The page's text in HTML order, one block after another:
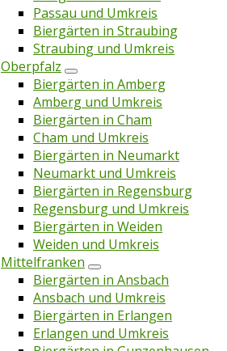
Passau und Umkreis
Biergärten in Straubing
Straubing und Umkreis
Oberpfalz
Biergärten in Amberg
Amberg und Umkreis
Biergärten in Cham
Cham und Umkreis
Biergärten in Neumarkt
Neumarkt und Umkreis
Biergärten in Regensburg
Regensburg und Umkreis
Biergärten in Weiden
Weiden und Umkreis
Mittelfranken
Biergärten in Ansbach
Ansbach und Umkreis
Biergärten in Erlangen
Erlangen und Umkreis